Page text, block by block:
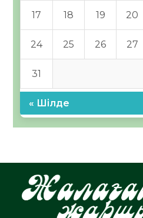
17 18 19 20
24 25 26 27
31
« Шілде